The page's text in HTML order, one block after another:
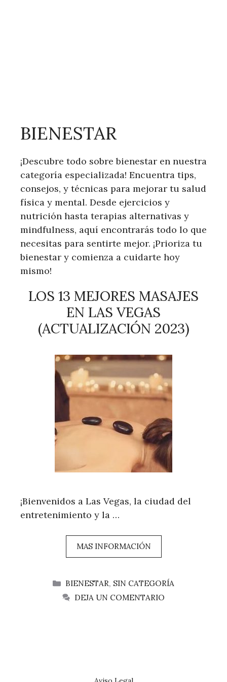
BIENESTAR
¡Descubre todo sobre bienestar en nuestra
categoría especializada! Encuentra tips,
consejos, y técnicas para mejorar tu salud
física y mental. Desde ejercicios y
nutrición hasta terapias alternativas y
mindfulness, aquí encontrarás todo lo que
necesitas para sentirte mejor. ¡Prioriza tu
bienestar y comienza a cuidarte hoy
mismo!
LOS 13 MEJORES MASAJES
EN LAS VEGAS
(ACTUALIZACIÓN 2023)
¡Bienvenidos a Las Vegas, la ciudad del
entretenimiento y la …
MAS INFORMACIÓN
CATEGORÍAS
BIENESTAR, SIN CATEGORÍA
DEJA UN COMENTARIO